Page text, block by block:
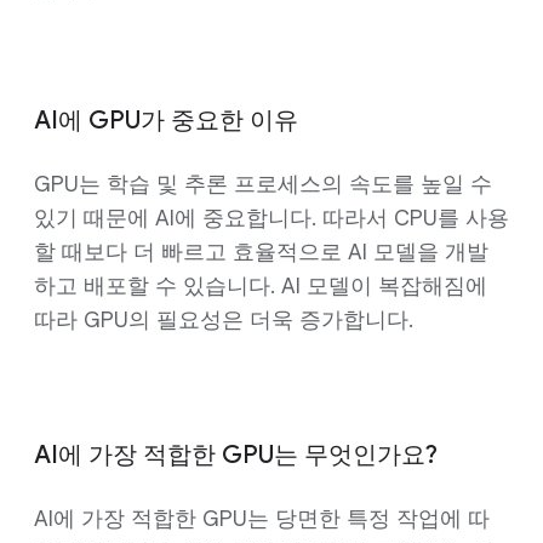
AI에 GPU가 중요한 이유
GPU는 학습 및 추론 프로세스의 속도를 높일 수
있기 때문에 AI에 중요합니다. 따라서 CPU를 사용
할 때보다 더 빠르고 효율적으로 AI 모델을 개발
하고 배포할 수 있습니다. AI 모델이 복잡해짐에
따라 GPU의 필요성은 더욱 증가합니다.
AI에 가장 적합한 GPU는 무엇인가요?
AI에 가장 적합한 GPU는 당면한 특정 작업에 따